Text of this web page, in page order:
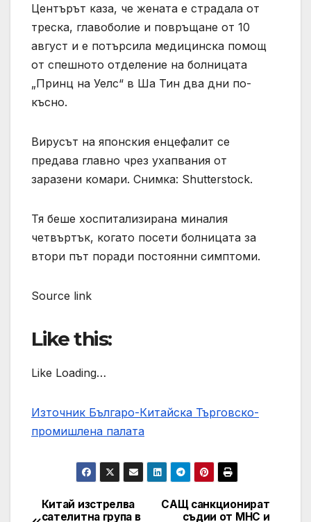
Центърът каза, че жената е страдала от
треска, главоболие и повръщане от 10
август и е потърсила медицинска помощ
от спешното отделение на болницата
„Принц на Уелс“ в Ша Тин два дни по-
късно.
Вирусът на японския енцефалит се
предава главно чрез ухапвания от
заразени комари. Снимка: Shutterstock.
Тя беше хоспитализирана миналия
четвъртък, когато посети болницата за
втори път поради постоянни симптоми.
Source link
Like this:
Like Loading…
Източник Българо-Китайска Търговско-
промишлена палaта
Навигация
САЩ санкционират
съдии от МНС и
Китай изстрелва
сателитна група в